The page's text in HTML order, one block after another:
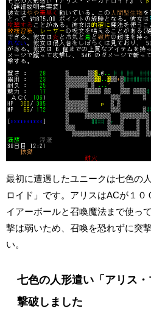
最初に遭遇したユニークは七色の
ロイド」です。アリスはACが１
イアーボールと召喚魔法まで使っ
撃は弱いため、召喚を恐れずに突
い。
七色の人形遣い「アリス
撃破しました